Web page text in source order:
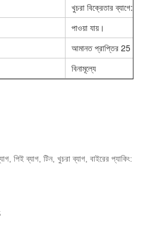
খুচরা বিক্রেতার ব্যাগে:
পাওয়া যায়।
আমানত প্রাপ্তির 25
বিনামূল্যে
পিই ব্যাগ, টিন, খুচরা ব্যাগ, বাইরের প্যাকিং: